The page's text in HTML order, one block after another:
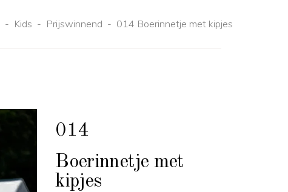
- Kids - Prijswinnend - 014 Boerinnetje met kipjes
014
Boerinnetje met
kipjes